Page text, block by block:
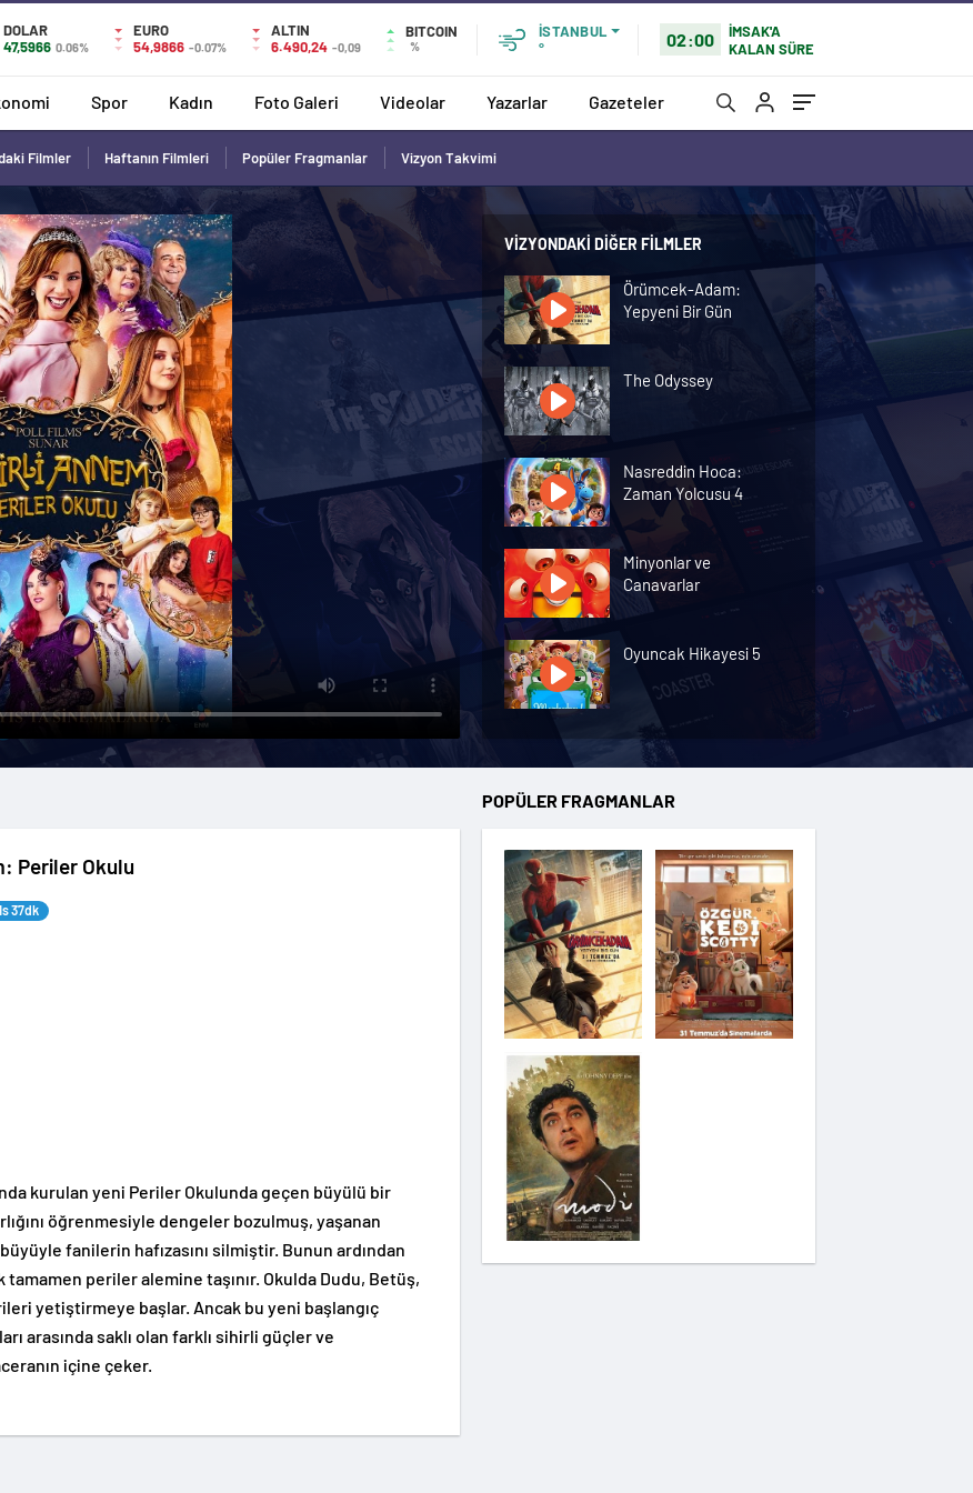
DOLAR
47,5966 0.06%
EURO
54,9866 -0.07%
ALTIN
6.490,24 -0,09
BITCOIN
%
İSTANBUL
°
02:00
İMSAK'A
KALAN SÜRE
Spor Kadın Foto Galeri Videolar Yazarlar Gazeteler
Filmler Haftanın Filmleri Popüler Fragmanlar Vizyon Takvimi
VIZYONDAKI DIĞER FILMLER
Örümcek-Adam:
Yepyeni Bir Gün
The Odyssey
Nasreddin Hoca:
Zaman Yolcusu 4
Minyonlar ve
Canavarlar
Oyuncak Hikayesi 5
Özgür Kedi Scotty
Hannas 3
Saplantı
Modi: Deliliğin
Kanadında Üç Gün
Pinokyo: Kanlı Masal
Periler Okulu
37dk
kurulan yeni Periler Okulunda geçen büyülü bir
öğrenmesiyle dengeler bozulmuş, yaşanan
fanilerin hafızasını silmiştir. Bunun ardından
periler alemine taşınır. Okulda Dudu, Betüş,
yetiştirmeye başlar. Ancak bu yeni başlangıç
arasında saklı olan farklı sihirli güçler ve
içine çeker.
POPÜLER FRAGMANLAR